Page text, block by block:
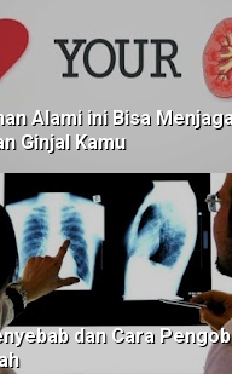
Alami ini Bisa
Ginjal Kamu
dan Cara